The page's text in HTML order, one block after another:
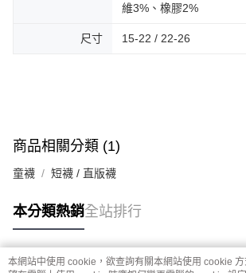
維3%、橡膠2%
尺寸 15-22 / 22-26
商品相關分類 (1)
童襪 短襪 / 直版襪
本分類熱銷全站排行
本網站中使用 cookie，欲查詢有關本網站使用 cookie